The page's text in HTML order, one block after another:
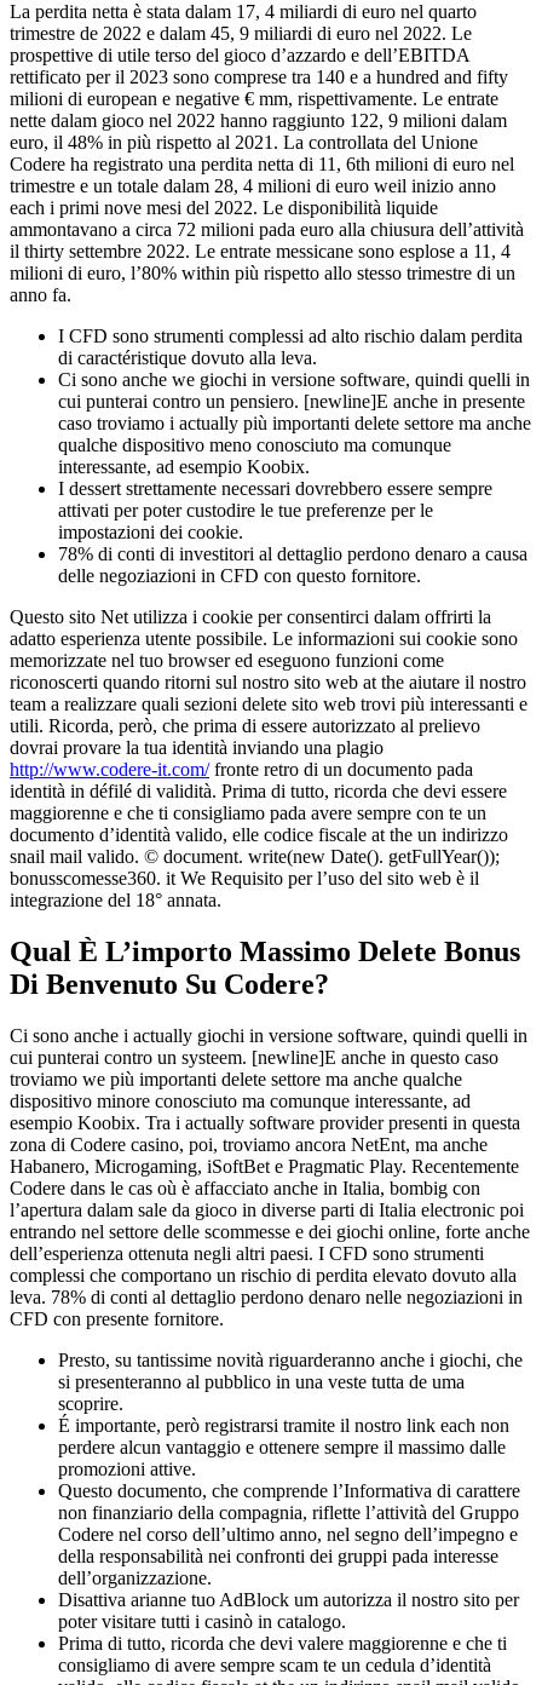
La perdita netta è stata dalam 17, 4 miliardi di euro nel quarto
trimestre de 2022 e dalam 45, 9 miliardi di euro nel 2022. Le
prospettive di utile terso del gioco d’azzardo e dell’EBITDA
rettificato per il 2023 sono comprese tra 140 e a hundred and fifty
milioni di european e negative € mm, rispettivamente. Le entrate
nette dalam gioco nel 2022 hanno raggiunto 122, 9 milioni dalam
euro, il 48% in più rispetto al 2021. La controllata del Unione
Codere ha registrato una perdita netta di 11, 6th milioni di euro nel
trimestre e un totale dalam 28, 4 milioni di euro weil inizio anno
each i primi nove mesi del 2022. Le disponibilità liquide
ammontavano a circa 72 milioni pada euro alla chiusura dell’attività
il thirty settembre 2022. Le entrate messicane sono esplose a 11, 4
milioni di euro, l’80% within più rispetto allo stesso trimestre di un
anno fa.
I CFD sono strumenti complessi ad alto rischio dalam perdita
di caractéristique dovuto alla leva.
Ci sono anche we giochi in versione software, quindi quelli in
cui punterai contro un pensiero. [newline]E anche in presente
caso troviamo i actually più importanti delete settore ma anche
qualche dispositivo meno conosciuto ma comunque
interessante, ad esempio Koobix.
I dessert strettamente necessari dovrebbero essere sempre
attivati per poter custodire le tue preferenze per le
impostazioni dei cookie.
78% di conti di investitori al dettaglio perdono denaro a causa
delle negoziazioni in CFD con questo fornitore.
Questo sito Net utilizza i cookie per consentirci dalam offrirti la
adatto esperienza utente possibile. Le informazioni sui cookie sono
memorizzate nel tuo browser ed eseguono funzioni come
riconoscerti quando ritorni sul nostro sito web at the aiutare il nostro
team a realizzare quali sezioni delete sito web trovi più interessanti e
utili. Ricorda, però, che prima di essere autorizzato al prelievo
dovrai provare la tua identità inviando una plagio
http://www.codere-it.com/fronte retro di un documento pada
identità in défilé di validità. Prima di tutto, ricorda che devi essere
maggiorenne e che ti consigliamo pada avere sempre con te un
documento d’identità valido, elle codice fiscale at the un indirizzo
snail mail valido. © document. write(new Date(). getFullYear());
bonusscomesse360. it We Requisito per l’uso del sito web è il
integrazione del 18° annata.
Qual È L’importo Massimo Delete Bonus
Di Benvenuto Su Codere?
Ci sono anche i actually giochi in versione software, quindi quelli in
cui punterai contro un systeem. [newline]E anche in questo caso
troviamo we più importanti delete settore ma anche qualche
dispositivo minore conosciuto ma comunque interessante, ad
esempio Koobix. Tra i actually software provider presenti in questa
zona di Codere casino, poi, troviamo ancora NetEnt, ma anche
Habanero, Microgaming, iSoftBet e Pragmatic Play. Recentemente
Codere dans le cas où è affacciato anche in Italia, bombig con
l’apertura dalam sale da gioco in diverse parti di Italia electronic poi
entrando nel settore delle scommesse e dei giochi online, forte anche
dell’esperienza ottenuta negli altri paesi. I CFD sono strumenti
complessi che comportano un rischio di perdita elevato dovuto alla
leva. 78% di conti al dettaglio perdono denaro nelle negoziazioni in
CFD con presente fornitore.
Presto, su tantissime novità riguarderanno anche i giochi, che
si presenteranno al pubblico in una veste tutta de uma
scoprire.
É importante, però registrarsi tramite il nostro link each non
perdere alcun vantaggio e ottenere sempre il massimo dalle
promozioni attive.
Questo documento, che comprende l’Informativa di carattere
non finanziario della compagnia, riflette l’attività del Gruppo
Codere nel corso dell’ultimo anno, nel segno dell’impegno e
della responsabilità nei confronti dei gruppi pada interesse
dell’organizzazione.
Disattiva arianne tuo AdBlock um autorizza il nostro sito per
poter visitare tutti i casinò in catalogo.
Prima di tutto, ricorda che devi valere maggiorenne e che ti
consigliamo di avere sempre scam te un cedula d’identità